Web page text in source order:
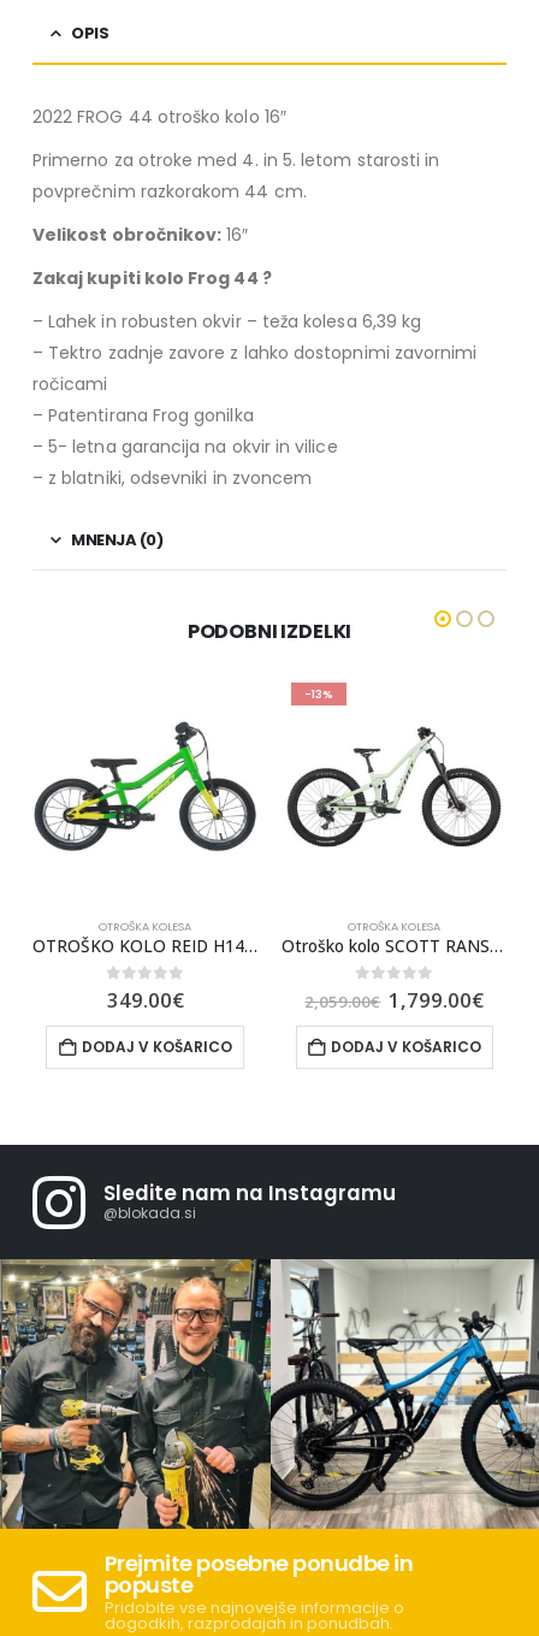
OPIS
2022 FROG 44 otroško kolo 16″
Primerno za otroke med 4. in 5. letom starosti in
povprečnim razkorakom 44 cm.
Velikost obročnikov: 16″
Zakaj kupiti kolo Frog 44 ?
– Lahek in robusten okvir – teža kolesa 6,39 kg
– Tektro zadnje zavore z lahko dostopnimi zavornimi
ročicami
– Patentirana Frog gonilka
– 5- letna garancija na okvir in vilice
– z blatniki, odsevniki in zvoncem
MNENJA (0)
PODOBNI IZDELKI
OTROŠKA KOLESA
Otroško kolo SCOTT RANSOM 400 2025
0out of 5
2,059.00€ 1,799.00
DODAJ V KOŠARICO
OTROŠKA KOLESA
OTROŠKO KOLO BEMOOV M14
out of 5
369.00€
IZBERITE MOŽNOSTI
Sledite nam na Instagramu
@blokada.si
Prejmite posebne ponudbe in
popuste
Pridobite vse najnovejše informacije o
dogodkih, razprodajah in ponudbah.